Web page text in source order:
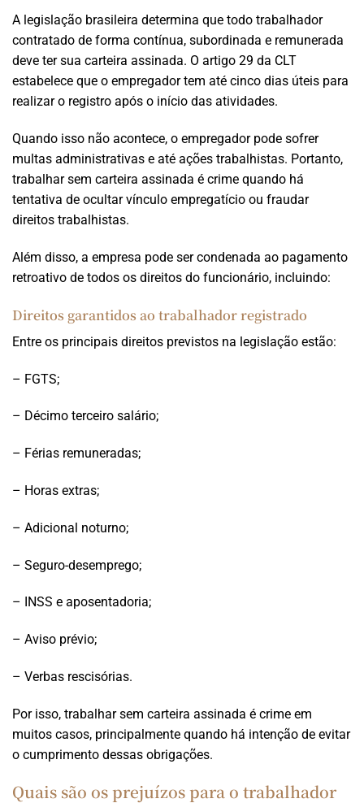
A legislação brasileira determina que todo trabalhador
contratado de forma contínua, subordinada e remunerada
deve ter sua carteira assinada. O artigo 29 da CLT
estabelece que o empregador tem até cinco dias úteis para
realizar o registro após o início das atividades.
Quando isso não acontece, o empregador pode sofrer
multas administrativas e até ações trabalhistas. Portanto,
trabalhar sem carteira assinada é crime quando há
tentativa de ocultar vínculo empregatício ou fraudar
direitos trabalhistas.
Além disso, a empresa pode ser condenada ao pagamento
retroativo de todos os direitos do funcionário, incluindo:
Direitos garantidos ao trabalhador registrado
Entre os principais direitos previstos na legislação estão:
– FGTS;
– Décimo terceiro salário;
– Férias remuneradas;
– Horas extras;
– Adicional noturno;
– Seguro-desemprego;
– INSS e aposentadoria;
– Aviso prévio;
– Verbas rescisórias.
Por isso, trabalhar sem carteira assinada é crime em
muitos casos, principalmente quando há intenção de evitar
o cumprimento dessas obrigações.
Quais são os prejuízos para o trabalhador